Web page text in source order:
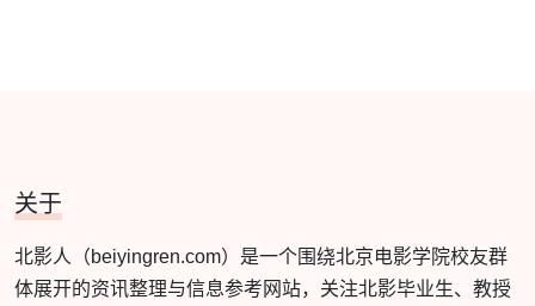
关于
北影人（beiyingren.com）是一个围绕北京电影学院校友群
体展开的资讯整理与信息参考网站，关注北影毕业生、教授